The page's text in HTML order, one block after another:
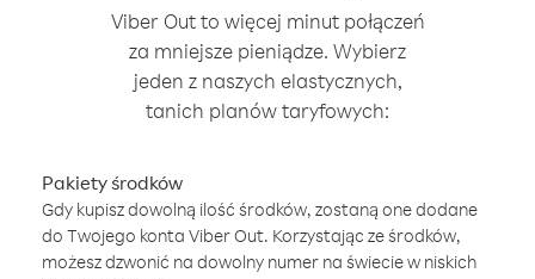
Viber Out to więcej minut połączeń
za mniejsze pieniądze. Wybierz
jeden z naszych elastycznych,
tanich planów taryfowych:
Pakiety środków
Gdy kupisz dowolną ilość środków, zostaną one dodane
do Twojego konta Viber Out. Korzystając ze środków,
możesz dzwonić na dowolny numer na świecie w niskich